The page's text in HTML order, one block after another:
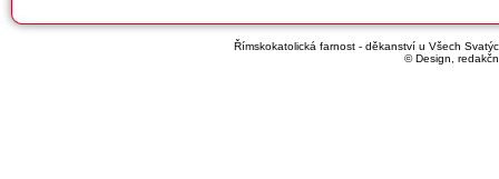
Římskokatolická farnost - děkanství u Všech
© Design,